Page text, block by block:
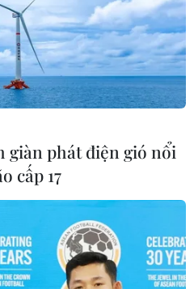
hố 'tử thần' ở Mỹ
dân
giàn phát điện gió nổi
cấp 17